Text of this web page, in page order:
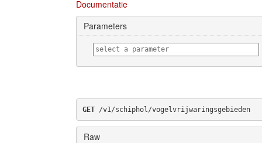
Documentatie
Parameters
GET /v1/schiphol/vogelvrijwaringsgebieden
Raw